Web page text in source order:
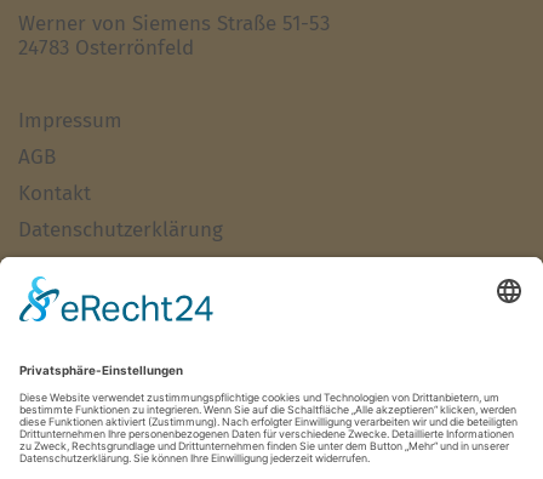
Werner von Siemens Straße 51-53
24783 Osterrönfeld
Impressum
AGB
Kontakt
Datenschutzerklärung